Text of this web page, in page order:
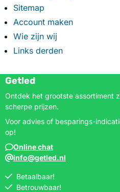
Sitemap
Account maken
Wie zijn wij
Links derden
Getled
Ontdek het grootste assortiment
scherpe prijzen.
Voor advies of besparings-
op!
Online chat
info@getled.nl
Betaalbaar!
Betrouwbaar!